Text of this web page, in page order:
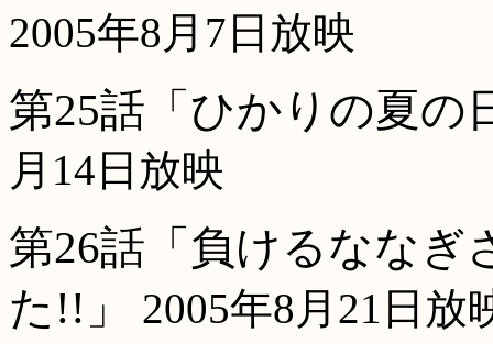
2005年8月7日放映
第25話「ひかりの夏の
月14日放映
第26話「負けるななぎ
た!!」
2005年8月21日放